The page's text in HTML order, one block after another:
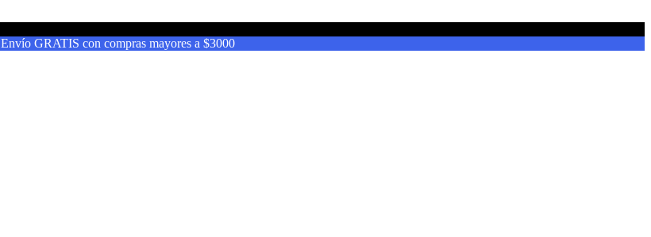
Envío GRATIS con compras mayores a $3000